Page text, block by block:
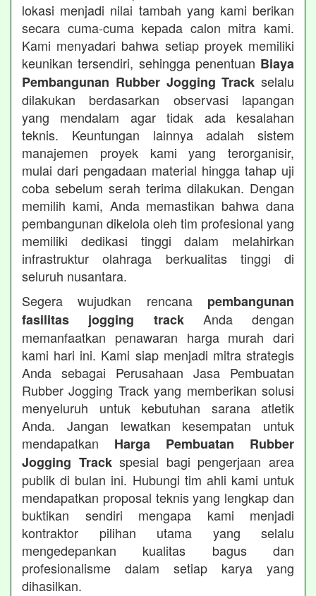
lokasi menjadi nilai tambah yang kami berikan
secara cuma-cuma kepada calon mitra kami.
Kami menyadari bahwa setiap proyek memiliki
keunikan tersendiri, sehingga penentuan Biaya
Pembangunan Rubber Jogging Track selalu
dilakukan berdasarkan observasi lapangan
yang mendalam agar tidak ada kesalahan
teknis. Keuntungan lainnya adalah sistem
manajemen proyek kami yang terorganisir,
mulai dari pengadaan material hingga tahap uji
coba sebelum serah terima dilakukan. Dengan
memilih kami, Anda memastikan bahwa dana
pembangunan dikelola oleh tim profesional yang
memiliki dedikasi tinggi dalam melahirkan
infrastruktur olahraga berkualitas tinggi di
seluruh nusantara.
Segera wujudkan rencana pembangunan
fasilitas jogging trackAnda dengan
memanfaatkan penawaran harga murah dari
kami hari ini. Kami siap menjadi mitra strategis
Anda sebagai Perusahaan Jasa Pembuatan
Rubber Jogging Track yang memberikan solusi
menyeluruh untuk kebutuhan sarana atletik
Anda. Jangan lewatkan kesempatan untuk
mendapatkan Harga Pembuatan Rubber
Jogging Trackspesial bagi pengerjaan area
publik di bulan ini. Hubungi tim ahli kami untuk
mendapatkan proposal teknis yang lengkap dan
buktikan sendiri mengapa kami menjadi
kontraktor pilihan utama yang selalu
mengedepankan kualitas bagus dan
profesionalisme dalam setiap karya yang
dihasilkan.